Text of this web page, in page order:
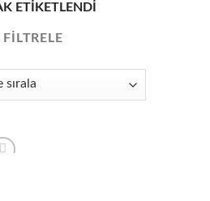
ETIKETLENDI
FILTRELE